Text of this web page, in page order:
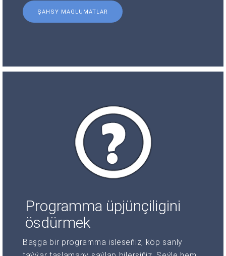
ŞAHSY MAGLUMATLAR
Programma üpjünçiligini
ösdürmek
Başga bir programma isleseňiz, köp sanly